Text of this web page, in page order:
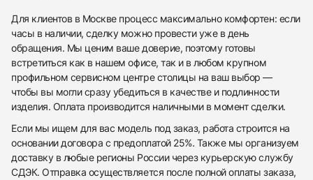
Для клиентов в Москве процесс максимально комфортен: если
часы в наличии, сделку можно провести уже в день
обращения. Мы ценим ваше доверие, поэтому готовы
встретиться как в нашем офисе, так и в любом крупном
профильном сервисном центре столицы на ваш выбор —
чтобы вы могли сразу убедиться в качестве и подлинности
изделия. Оплата производится наличными в момент сделки.
Если мы ищем для вас модель под заказ, работа строится на
основании договора с предоплатой 25%. Также мы организуем
доставку в любые регионы России через курьерскую службу
СДЭК. Отправка осуществляется после полной оплаты заказа,